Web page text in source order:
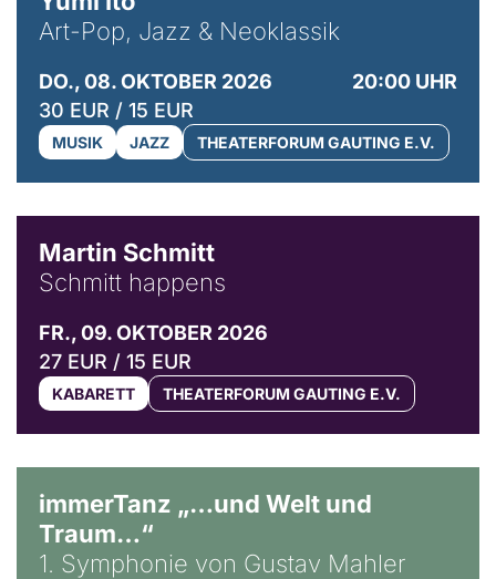
Art-Pop, Jazz & Neoklassik
DO., 08. OKTOBER 2026
20:00 UHR
30 EUR / 15 EUR
MUSIK JAZZ THEATERFORUM GAUTING E.V.
Martin Schmitt
Schmitt happens
FR., 09. OKTOBER 2026
27 EUR / 15 EUR
KABARETT THEATERFORUM GAUTING E.V.
immerTanz „…und Welt und
Traum…“
1. Symphonie von Gustav Mahler